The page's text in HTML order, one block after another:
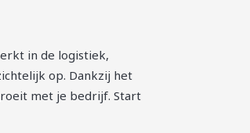
in de logistiek,
op. Dankzij het
met je bedrijf. Start